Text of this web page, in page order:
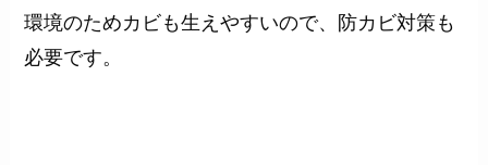
環境のためカビも生えやすいので、防カビ対策も
必要です。